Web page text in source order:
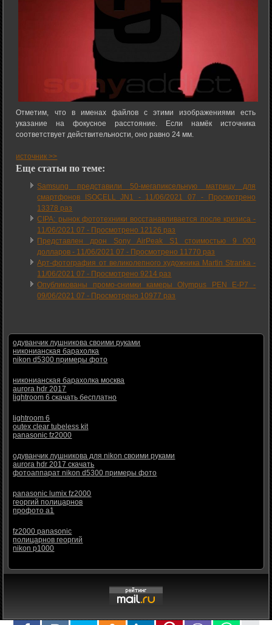
Отметим, что в именах файлов с этими изображениями есть
указание на фокусное расстояние. Если намёк источника
соответствует действительности, оно равно 24 мм.
источник >>
Еще статьи по теме:
Samsung представили 50-мегапиксельную матрицу для
смартфонов ISOCELL JN1 - 11/06/2021 07 -
Просмотрено
13378 раз
CIPA: рынок фототехники восстанавливается после кризиса -
11/06/2021 07 - Просмотрено 12126 раз
Представлен дрон Sony AirPeak S1 стоимостью 9 000
долларов - 11/06/2021 07 - Просмотрено 11770 раз
Арт-фотография от великолепного художника Martin Stranka -
11/06/2021 07 - Просмотрено 9214 раз
Опубликованы промо-снимки камеры Olympus PEN E-P7 -
09/06/2021 07 - Просмотрено 10977 раз
одуванчик лушникова своими руками
никонианская барахолка
nikon d5300 примеры фото
никонианская барахолка москва
aurora hdr 2017
lightroom 6 скачать бесплатно
lightroom 6
outex clear tubeless kit
panasonic fz2000
одуванчик лушникова для nikon своими руками
aurora hdr 2017 скачать
фотоаппарат nikon d5300 примеры фото
panasonic lumix fz2000
георгий полицарнов
профото а1
fz2000 panasonic
полицарнов георгий
nikon p1000